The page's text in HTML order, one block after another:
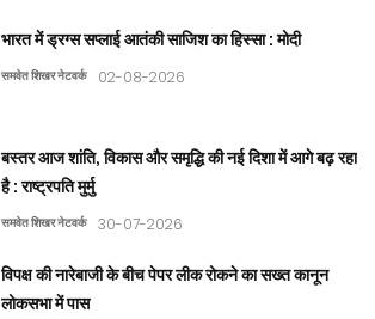
भारत में ड्रग्स सप्लाई आतंकी साजिश का हिस्सा : मोदी
समवेत शिखर नेटवर्क 02-08-2026
बस्तर आज शांति, विकास और समृद्धि की नई दिशा में आगे बढ़ रहा
है : राष्ट्रपति मुर्मु
समवेत शिखर नेटवर्क 30-07-2026
विपक्ष की नारेबाजी के बीच पेपर लीक रोकने का सख्त कानून
लोकसभा में पास